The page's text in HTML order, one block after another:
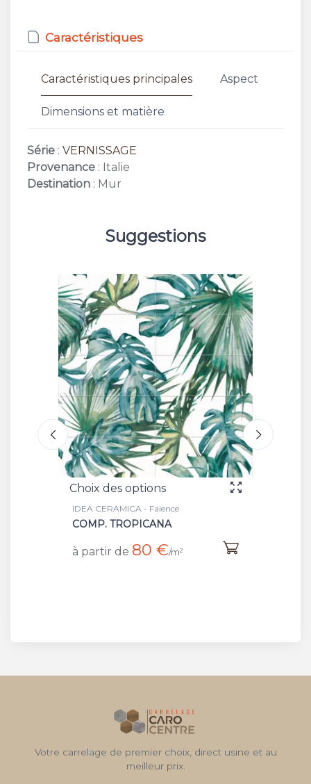
Caractéristiques
Caractéristiques principales Aspect
Dimensions et matière
Série : VERNISSAGE
Provenance : Italie
Destination : Mur
Suggestions
Choix des options
IDEA CERAMICA - Faience
PORPORA
à partir de 20 €
Votre carrelage de premier choix, direct usine et au
meilleur prix.